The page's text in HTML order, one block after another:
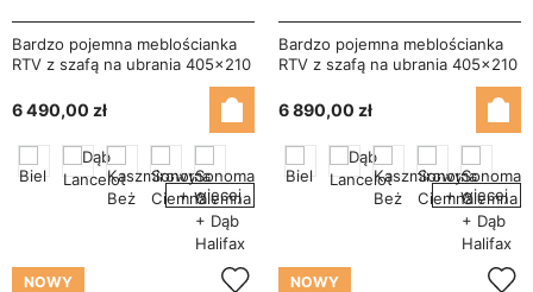
Bardzo pojemna meblościanka
RTV z szafą na ubrania 405×210
cm Sonoma Ciemna / Dąb Wotan
– LENA
6 490,00 zł
+ więcej
Bardzo pojemna meblościanka
RTV z szafą na ubrania 405×210
cm Sonoma Ciemna / Sonoma
Jasna – LENA
6 890,00 zł
+ więcej
NOWY NOWY